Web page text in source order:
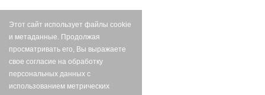
Этот сайт использует файлы cookie
и метаданные. Продолжая
просматривать его, Вы выражаете
свое согласие на обработку
персональных данных с
использованием метрических